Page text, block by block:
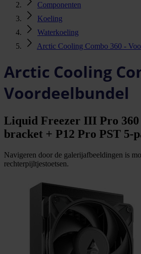
Componenten
Koeling
Waterkoeling
Arctic Cooling Combo 360 -
Arctic Cooling
Voordeelbundel
Liquid Freezer III Pro
bracket + P12 Pro PST 5-
Navigeren door de galerijafbeeldingen is
rechterpijltjestoetsen.